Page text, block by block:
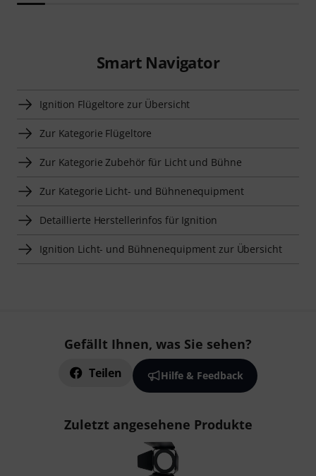
Smart Navigator
Ignition Flügeltore zur Übersicht
Zur Kategorie Flügeltore
Zur Kategorie Zubehör für Licht und Bühne
Zur Kategorie Licht- und Bühnenequipment
Detaillierte Herstellerinfos für Ignition
Ignition Licht- und Bühnenequipment zur Übersicht
Gefällt Ihnen, was Sie sehen?
Teilen Hilfe & Feedback
Zuletzt angesehene Produkte